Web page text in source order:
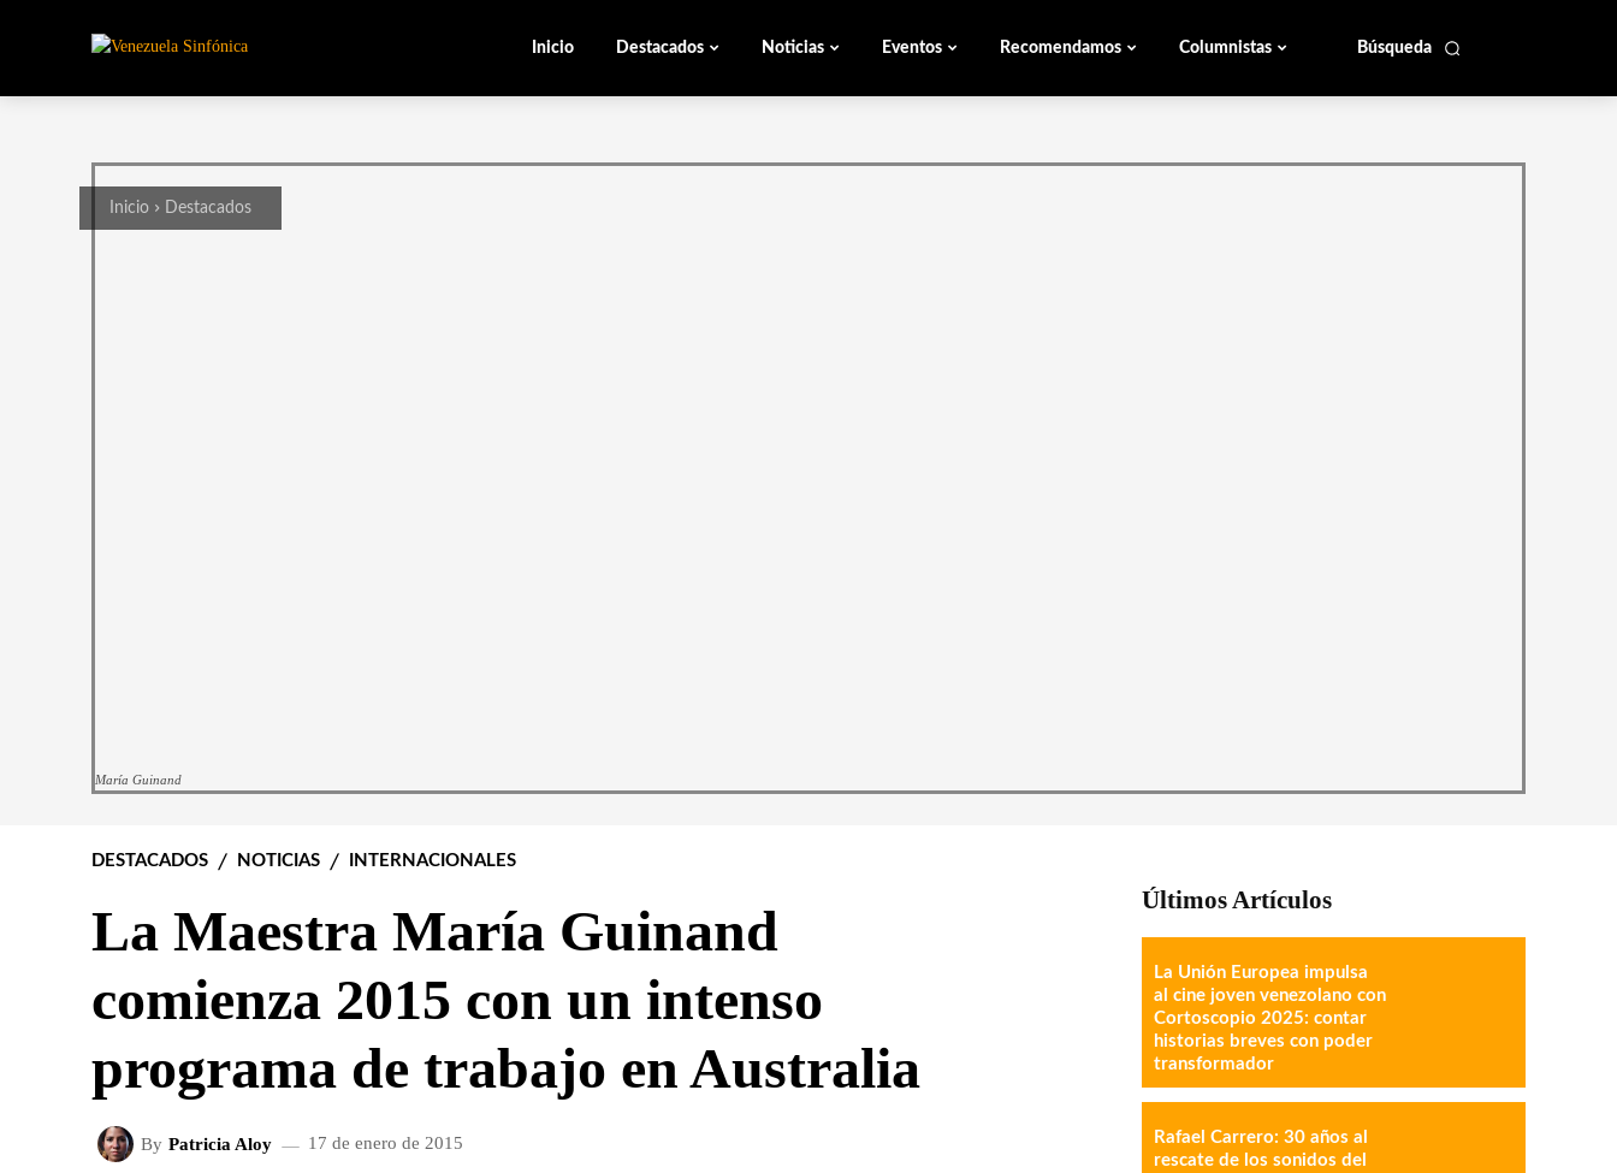
Búsqueda
Inicio Destacados Noticias Eventos Recomendamos Columnistas
Inicio Destacados
María Guinand
DESTACADOS NOTICIAS INTERNACIONALES
La Maestra María Guinand
comienza 2015 con un intenso
programa de trabajo en Australia
By Patricia Aloy 17 de enero de 2015
Últimos Artículos
La Unión Europea impulsa
al cine joven venezolano con
Cortoscopio 2025: contar
historias breves con poder
transformador
Rafael Carrero: 30 años al
rescate de los sonidos del